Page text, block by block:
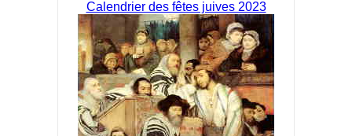
Calendrier des fêtes juives 2023